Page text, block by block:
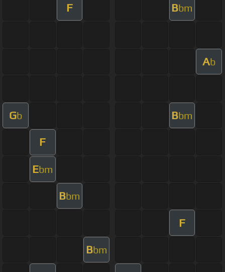
F Bbm
Ab
Gb Bbm
F
Ebm
Bbm
F
Bbm